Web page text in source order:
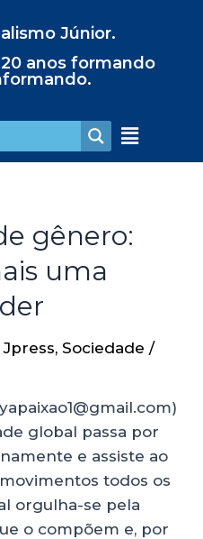
Júnior.
20 anos formando
gênero:
uma
Jpress, Sociedade /
global passa por
e assiste ao
todos os
orgulha-se pela
o compõem e, por